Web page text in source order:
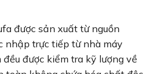
được sản xuất từ nguồn
nhập trực tiếp từ nhà máy
được kiểm tra kỹ lượng về